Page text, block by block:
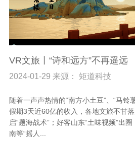
VR文旅丨“诗和远方”不再遥远
2024-01-29 来源： 矩道科技
随着一声声热情的“南方小土豆”、“马铃
假期3天近60亿的收入，各地文旅不甘
启“题海战术”；好客山东“土味视频”出
南等“摇人...